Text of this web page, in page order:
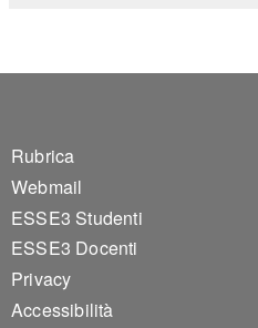
Footer 1
Rubrica
Webmail
ESSE3 Studenti
ESSE3 Docenti
Privacy
Accessibilità